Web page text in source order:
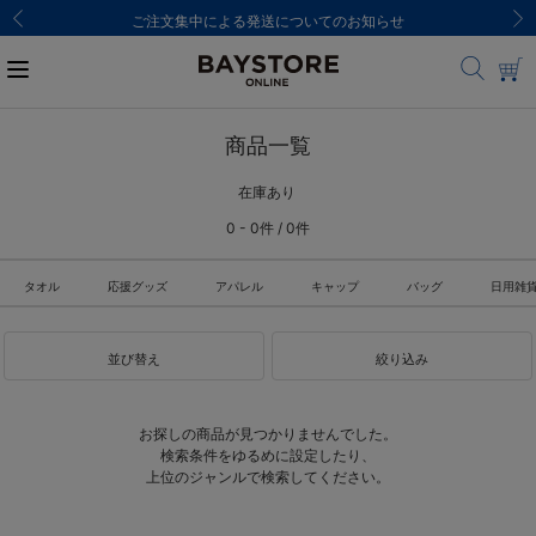
ご注文集中による発送についてのお知らせ
商品一覧
在庫あり
0 - 0件 / 0件
タオル 応援グッズ アパレル キャップ バッグ 日用雑
並び替え 絞り込み
お探しの商品が見つかりませんでした。
検索条件をゆるめに設定したり、
上位のジャンルで検索してください。